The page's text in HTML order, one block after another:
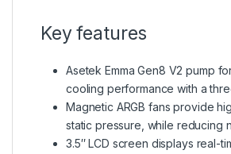
Key features
Asetek Emma Gen8 V2 pump
cooling performance with a
Magnetic ARGB fans provide
static pressure, while reducing
3.5″ LCD screen displays real-